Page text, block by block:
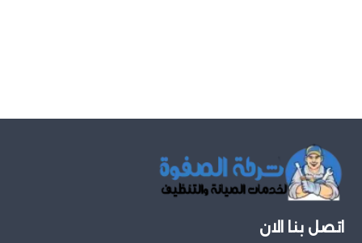
اتصل بنا الان